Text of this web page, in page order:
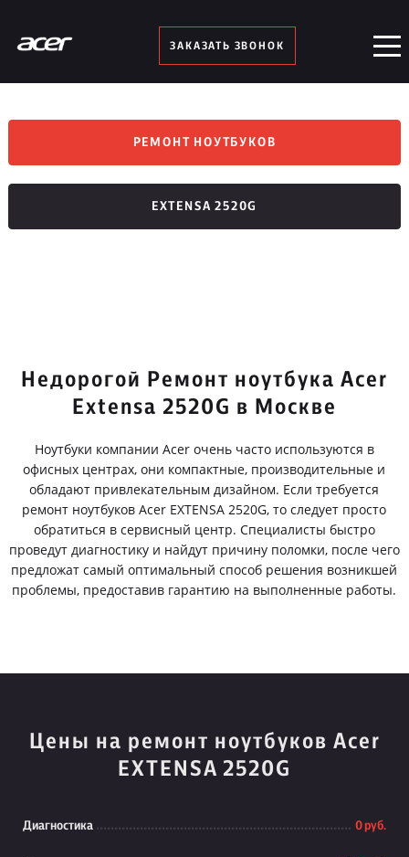
ЗАКАЗАТЬ ЗВОНОК
РЕМОНТ НОУТБУКОВ
EXTENSA 2520G
Недорогой Ремонт ноутбука Acer
Extensa 2520G в Москве
Ноутбуки компании Acer очень часто используются в
офисных центрах, они компактные, производительные и
обладают привлекательным дизайном. Если требуется
ремонт ноутбуков Acer EXTENSA 2520G, то следует просто
обратиться в сервисный центр. Специалисты быстро
проведут диагностику и найдут причину поломки, после чего
предложат самый оптимальный способ решения возникшей
проблемы, предоставив гарантию на выполненные работы.
Цены на ремонт ноутбуков Acer
EXTENSA 2520G
Диагностика 0 руб.